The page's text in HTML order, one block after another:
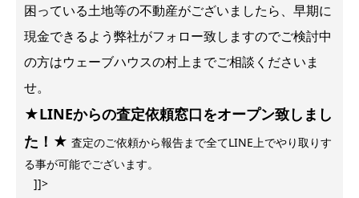
困っている土地等の不動産がございましたら、早期に
現金できるよう弊社がフォロー致しますのでご検討中
の方はウェーブハウスの村上までご相談くださいま
せ。
★LINEからの査定依頼窓口をオープン致しまし
た！★ 査定のご依頼から報告まで全てLINE上でやり取りす
る事が可能でございます。
]]>